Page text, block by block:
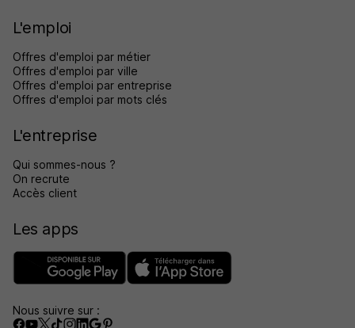
L'emploi
Offres d'emploi par métier
Offres d'emploi par ville
Offres d'emploi par entreprise
Offres d'emploi par mots clés
L'entreprise
Qui sommes-nous ?
On recrute
Accès client
Les apps
Nous suivre sur :